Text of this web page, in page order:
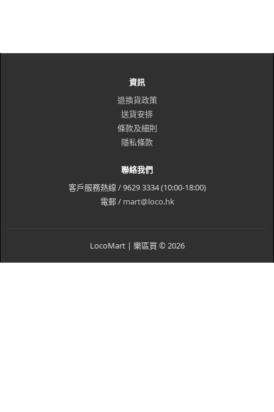
資訊
退換貨政策
送貨安排
條款及細則
隱私條款
聯絡我們
客戶服務熱線 / 9629 3334 (10:00-18:00)
電郵 / mart@loco.hk
LocoMart | 樂區買 © 2026